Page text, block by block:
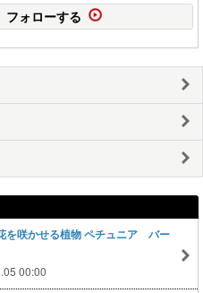
フォローする
を咲かせる植物 ペチュニア バー
00:00